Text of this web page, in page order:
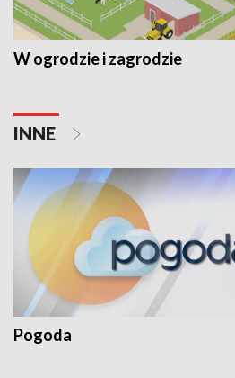
W ogrodzie i zagrodzie
INNE
Pogoda